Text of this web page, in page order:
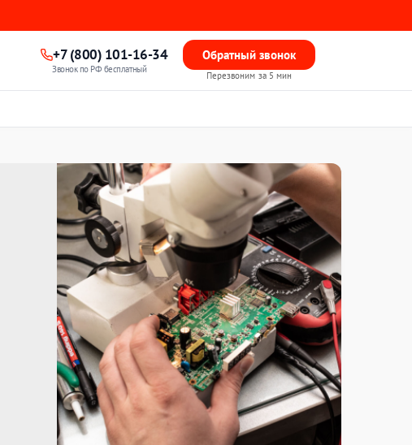
+7 (800) 101-16-34
Звонок по РФ бесплатный
Обратный звонок
Перезвоним за 5 мин